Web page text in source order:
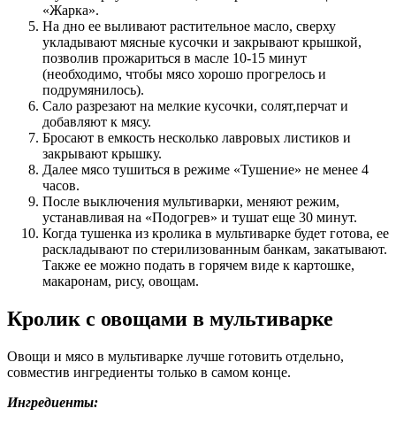
«Жарка».
На дно ее выливают растительное масло, сверху
укладывают мясные кусочки и закрывают крышкой,
позволив прожариться в масле 10-15 минут
(необходимо, чтобы мясо хорошо прогрелось и
подрумянилось).
Сало разрезают на мелкие кусочки, солят,перчат и
добавляют к мясу.
Бросают в емкость несколько лавровых листиков и
закрывают крышку.
Далее мясо тушиться в режиме «Тушение» не менее 4
часов.
После выключения мультиварки, меняют режим,
устанавливая на «Подогрев» и тушат еще 30 минут.
Когда тушенка из кролика в мультиварке будет готова, ее
раскладывают по стерилизованным банкам, закатывают.
Также ее можно подать в горячем виде к картошке,
макаронам, рису, овощам.
Кролик с овощами в мультиварке
Овощи и мясо в мультиварке лучше готовить отдельно,
совместив ингредиенты только в самом конце.
Ингредиенты: